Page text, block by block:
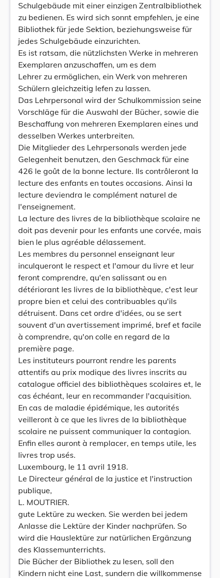
Schulgebäude mit einer einzigen Zentralbibliothek
zu bedienen. Es wird sich sonnt empfehlen, je eine
Bibliothek für jede Sektion, beziehungsweise für
jedes Schulgebäude einzurichten.
Es ist ratsam, die nützlichsten Werke in mehreren
Exemplaren anzuschaffen, um es dem
Lehrer zu ermöglichen, ein Werk von mehreren
Schülern gleichzeitig lefen zu lassen.
Das Lehrpersonal wird der Schulkommission seine
Vorschläge für die Auswahl der Bücher, sowie die
Beschaffung von mehreren Exemplaren eines und
desselben Werkes unterbreiten.
Die Mitglieder des Lehrpersonals werden jede
Gelegenheit benutzen, den Geschmack für eine
426 le goût de la bonne lecture. Ils contrôleront la
lecture des enfants en toutes occasions. Ainsi la
lecture deviendra le complément naturel de
l'enseignement.
La lecture des livres de la bibliothèque scolaire ne
doit pas devenir pour les enfants une corvée, mais
bien le plus agréable délassement.
Les membres du personnel enseignant leur
inculqueront le respect et l'amour du livre et leur
feront comprendre, qu'en salissant ou en
détériorant les livres de la bibliothèque, c'est leur
propre bien et celui des contribuables qu'ils
détruisent. Dans cet ordre d'idées, ou se sert
souvent d'un avertissement imprimé, bref et facile
à comprendre, qu'on colle en regard de la
première page.
Les instituteurs pourront rendre les parents
attentifs au prix modique des livres inscrits au
catalogue officiel des bibliothèques scolaires et, le
cas échéant, leur en recommander l'acquisition.
En cas de maladie épidémique, les autorités
veilleront à ce que les livres de la bibliothèque
scolaire ne puissent communiquer la contagion.
Enfin elles auront à remplacer, en temps utile, les
livres trop usés.
Luxembourg, le 11 avril 1918.
Le Directeur général de la justice et l'instruction
publique,
L. MOUTRIER.
gute Lektüre zu wecken. Sie werden bei jedem
Anlasse die Lektüre der Kinder nachprüfen. So
wird die Hauslektüre zur natürlichen Ergänzung
des Klassemunterrichts.
Die Bücher der Bibliothek zu lesen, soll den
Kindern nicht eine Last, sundern die willkommense